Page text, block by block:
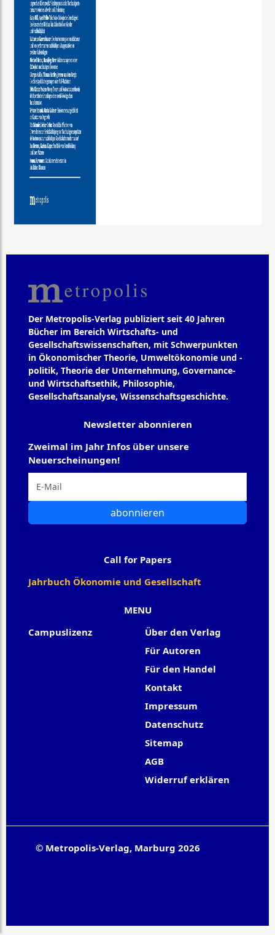
Der Metropolis-Verlag publiziert seit 40 Jahren
Bücher im Bereich Wirtschafts- und
Gesellschaftswissenschaften, mit Schwerpunkten
in Ökonomischer Theorie, Umweltökonomie und -
politik, Theorie der Unternehmung, Governance-
und Wirtschaftsethik, Philosophie,
Gesellschaftsanalyse, Wissenschaftsgeschichte.
MENU
Campuslizenz
Über den Verlag
Für Autoren
Für den Handel
Kontakt
Impressum
Datenschutz
Sitemap
AGB
Widerruf erklären
Newsletter abonnieren
Zweimal im Jahr Infos über unsere
Neuerscheinungen!
abonnieren
Call for Papers
Jahrbuch Ökonomie und Gesellschaft
© Metropolis-Verlag, Marburg 2026